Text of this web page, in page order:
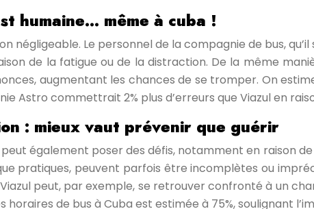
humaine… même à cuba !
négligeable. Le personnel de la compagnie de bus,
de la fatigue ou de la distraction. De la même
augmentant les chances de se tromper. On
Astro commettrait 2% plus d’erreurs que Viazul en
: mieux vaut prévenir que guérir
peut également poser des défis, notamment en raison
pratiques, peuvent parfois être incomplètes ou
peut, par exemple, se retrouver confronté à un
de bus à Cuba est estimée à 75%, soulignant